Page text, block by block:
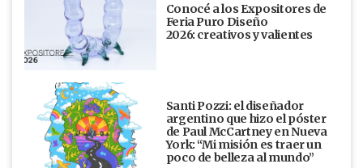
Conocé a los Expositores de
Feria Puro Diseño
2026: creativos y valientes
Santi Pozzi: el diseñador
argentino que hizo el póster
de Paul McCartney en Nueva
York: “Mi misión es traer un
poco de belleza al mundo”